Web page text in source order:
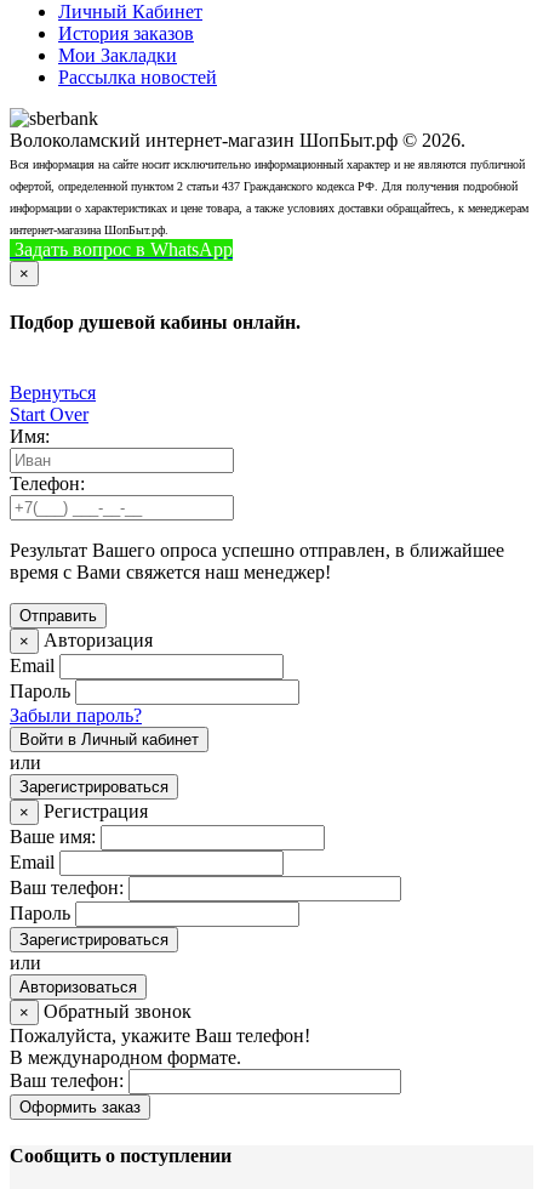
Личный Кабинет
История заказов
Мои Закладки
Рассылка новостей
Волоколамский интернет-магазин ШопБыт.рф © 2026.
Вся информация на сайте носит исключительно информационный характер и не являются публичной
офертой, определенной пунктом 2 статьи 437 Гражданского кодекса РФ. Для получения подробной
информации о характеристиках и цене товара, а также условиях доставки обращайтесь, к менеджерам
интернет-магазина ШопБыт.рф.
Задать вопрос в WhatsApp
×
Подбор душевой кабины онлайн.
Вернуться
Start Over
Имя:
Телефон:
Результат Вашего опроса успешно отправлен, в ближайшее
время с Вами свяжется наш менеджер!
×
Авторизация
Email
Пароль
Забыли пароль?
Войти в Личный кабинет
или
Зарегистрироваться
×
Регистрация
Ваше имя:
Email
Ваш телефон:
Пароль
Зарегистрироваться
или
Авторизоваться
×
Обратный звонок
Пожалуйста, укажите Ваш телефон!
В международном формате.
Ваш телефон:
Оформить заказ
Сообщить о поступлении